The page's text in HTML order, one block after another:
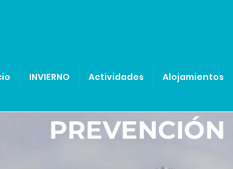
INVIERNO Actividades Alojamientos
PREVENCIÓN